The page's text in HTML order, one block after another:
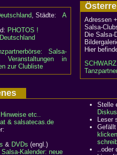
, Städte: A
PHOTOS !
Salsa-
Veranstaltungen in
zur Clubliste
Adressen
Salsa-
Die
Hier
etc..
& salsatecas.de
& DVDs (engl.)
Salsa-Kalender: neue
Stelle
Leser
klicken